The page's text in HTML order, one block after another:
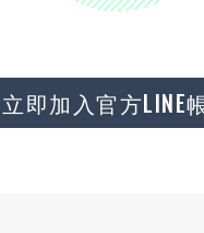
立即加入官方LINE